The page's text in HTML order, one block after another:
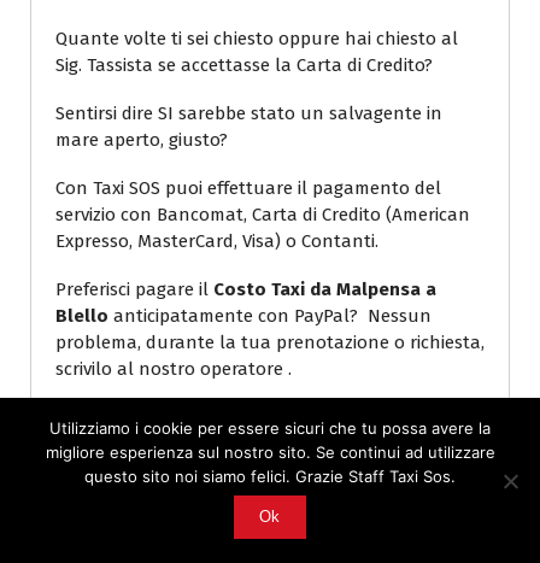
Quante volte ti sei chiesto oppure hai chiesto al
Sig. Tassista se accettasse la Carta di Credito?
Sentirsi dire SI sarebbe stato un salvagente in
mare aperto, giusto?
Con Taxi SOS puoi effettuare il pagamento del
servizio con Bancomat, Carta di Credito (American
Expresso, MasterCard, Visa) o Contanti.
Preferisci pagare il Costo Taxi da Malpensa a
Blello anticipatamente con PayPal? Nessun
problema, durante la tua prenotazione o richiesta,
scrivilo al nostro operatore .
Utilizziamo i cookie per essere sicuri che tu possa avere la
migliore esperienza sul nostro sito. Se continui ad utilizzare
questo sito noi siamo felici. Grazie Staff Taxi Sos.
Ok